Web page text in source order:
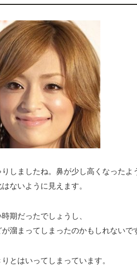
しましたね。鼻が少し高くなったよ
ないように見えます。
期だったでしょうし、
溜まってしまったのかもしれないで
とはいってしまっています。